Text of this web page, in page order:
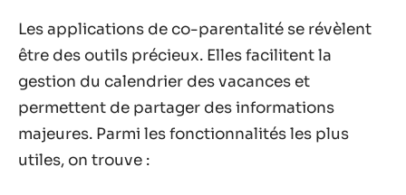
Les applications de co-parentalité se révèlent
être des outils précieux. Elles facilitent la
gestion du calendrier des vacances et
permettent de partager des informations
majeures. Parmi les fonctionnalités les plus
utiles, on trouve :